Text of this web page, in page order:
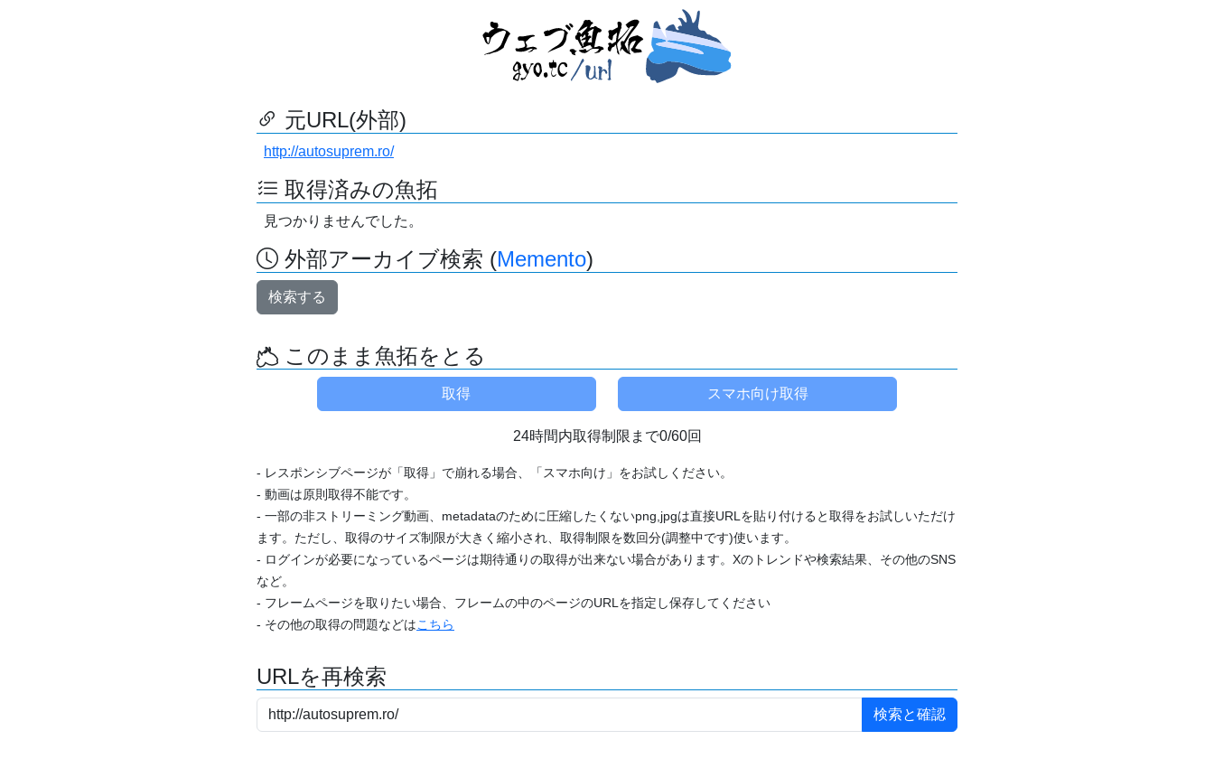
元URL(外部)
http://autosuprem.ro/
取得済みの魚拓
見つかりませんでした。
外部アーカイブ検索 (Memento)
検索する
このまま魚拓をとる
24時間内取得制限まで0/60回
- レスポンシブページが「取得」で崩れる場合、「スマホ向け」をお試しください。
- 動画は原則取得不能です。
- 一部の非ストリーミング動画、metadataのために圧縮したくないpng,jpgは直接URLを貼り付けると取得をお試しいただけ
ます。ただし、取得のサイズ制限が大きく縮小され、取得制限を数回分(調整中です)使います。
- ログインが必要になっているページは期待通りの取得が出来ない場合があります。Xのトレンドや検索結果、その他のSNS
など。
- フレームページを取りたい場合、フレームの中のページのURLを指定し保存してください
- その他の取得の問題などはこちら
URLを再検索